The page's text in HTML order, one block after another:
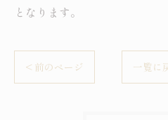
となります。
< 前のページ 一覧に